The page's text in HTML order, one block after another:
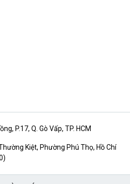
P.17, Q. Gò Vấp, TP. HCM
Kiệt, Phường Phú Thọ, Hồ Chí